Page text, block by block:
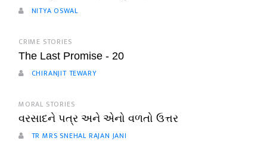
NITYA OSWAL
CRIME STORIES
The Last Promise - 20
CHIRANJIT TEWARY
MORAL STORIES
વરસાદને પત્ર અને એનો વળતો ઉત્તર
TR MRS SNEHAL RAJAN JANI